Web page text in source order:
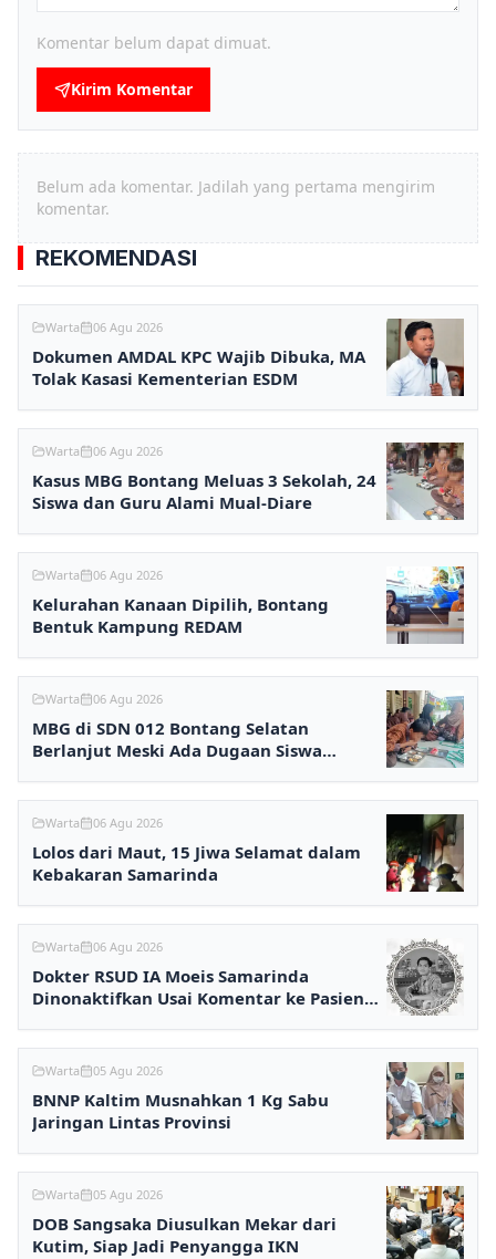
Komentar belum dapat dimuat.
Kirim Komentar
Belum ada komentar. Jadilah yang pertama mengirim
komentar.
REKOMENDASI
Warta 06 Agu 2026
Dokumen AMDAL KPC Wajib Dibuka, MA
Tolak Kasasi Kementerian ESDM
Warta 06 Agu 2026
Kasus MBG Bontang Meluas 3 Sekolah, 24
Siswa dan Guru Alami Mual-Diare
Warta 06 Agu 2026
Kelurahan Kanaan Dipilih, Bontang
Bentuk Kampung REDAM
Warta 06 Agu 2026
MBG di SDN 012 Bontang Selatan
Berlanjut Meski Ada Dugaan Siswa
Warta 06 Agu 2026
Lolos dari Maut, 15 Jiwa Selamat dalam
Kebakaran Samarinda
Warta 06 Agu 2026
Dokter RSUD IA Moeis Samarinda
Dinonaktifkan Usai Komentar ke Pasien
Warta 05 Agu 2026
BNNP Kaltim Musnahkan 1 Kg Sabu
Jaringan Lintas Provinsi
Warta 05 Agu 2026
DOB Sangsaka Diusulkan Mekar dari
Kutim, Siap Jadi Penyangga IKN